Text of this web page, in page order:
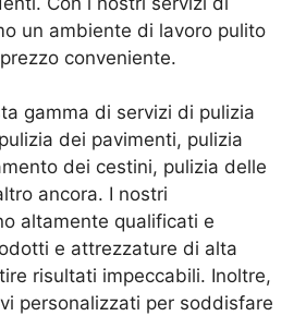
un ambiente di lavoro pulito
conveniente.
gamma di servizi di pulizia
dei pavimenti, pulizia
dei cestini, pulizia delle
ancora. I nostri
altamente qualificati e
e attrezzature di alta
risultati impeccabili. Inoltre,
personalizzati per soddisfare